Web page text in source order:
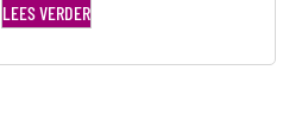
LEES VERDER